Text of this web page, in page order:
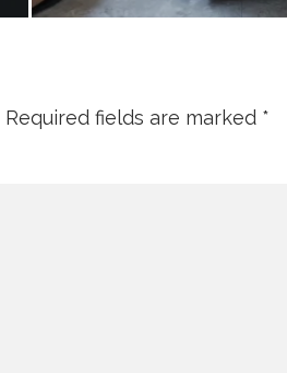
Required fields are marked *